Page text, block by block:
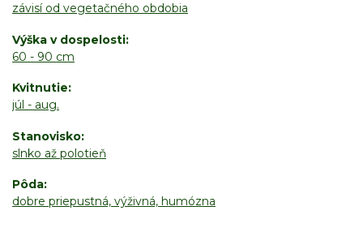
závisí od vegetačného obdobia
Výška v dospelosti
60 - 90 cm
Kvitnutie
júl - aug.
Stanovisko
slnko až polotieň
Pôda
dobre priepustná, výživná, humózna